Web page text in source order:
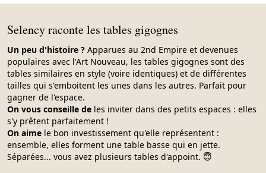
Selency raconte les tables gigognes
Un peu d'histoire ? Apparues au 2nd Empire et devenues
populaires avec l'Art Nouveau, les tables gigognes sont des
tables similaires en style (voire identiques) et de différentes
tailles qui s'emboitent les unes dans les autres. Parfait pour
gagner de l'espace.
On vous conseille de les inviter dans des petits espaces : elles
s'y prêtent parfaitement !
On aime le bon investissement qu'elle représentent :
ensemble, elles forment une table basse qui en jette.
Séparées... vous avez plusieurs tables d'appoint. 😇